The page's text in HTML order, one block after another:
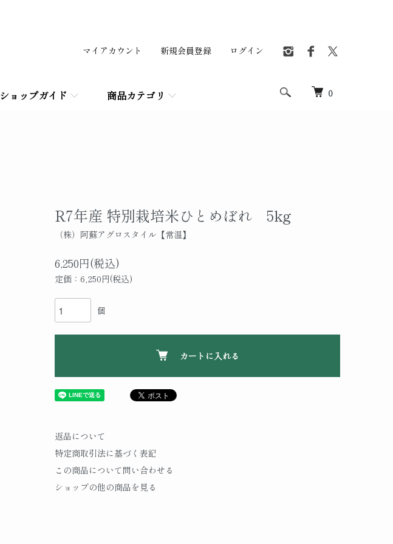
0
ショップガイド 商品カテゴリ
マイアカウント 新規会員登録 ログイン
R7年産 特別栽培米ひとめぼれ 5kg
（株）阿蘇アグロスタイル【常温】
6,250円(税込)
定価：6,250円(税込)
個
カートに入れる
返品について
特定商取引法に基づく表記
この商品について問い合わせる
ショップの他の商品を見る